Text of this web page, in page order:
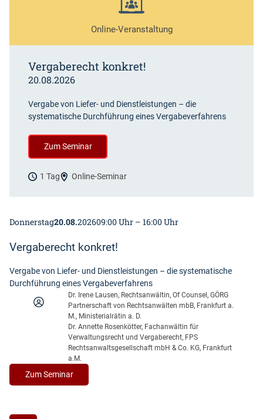
Online-Veranstaltung
Vergaberecht konkret!
20.08.2026
Vergabe von Liefer- und Dienstleistungen – die
systematische Durchführung eines Vergabeverfahrens
Zum Seminar
1 Tag Online-Seminar
Donnerstag20.08.202609:00 Uhr – 16:00 Uhr
Vergaberecht konkret!
Vergabe von Liefer- und Dienstleistungen – die systematische
Durchführung eines Vergabeverfahrens
Dr. Irene Lausen, Rechtsanwältin, Of Counsel, GÖRG
Partnerschaft von Rechtsanwälten mbB, Frankfurt a.
M., Ministerialrätin a. D.
Dr. Annette Rosenkötter, Fachanwältin für
Verwaltungsrecht und Vergaberecht, FPS
Rechtsanwaltsgesellschaft mbH & Co. KG, Frankfurt
a.M.
Zum Seminar
:
Vergaberecht